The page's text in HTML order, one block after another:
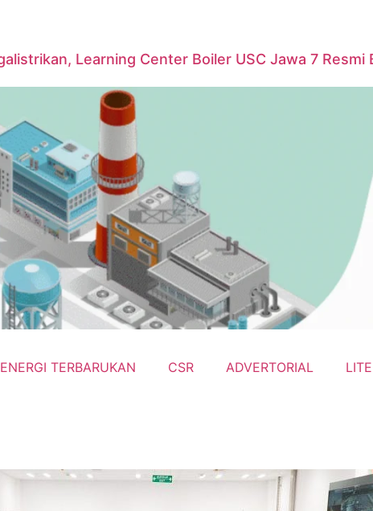
Learning Center Boiler USC Jawa 7 Resmi
ENERGI TERBARUKAN CSR ADVERTORIAL